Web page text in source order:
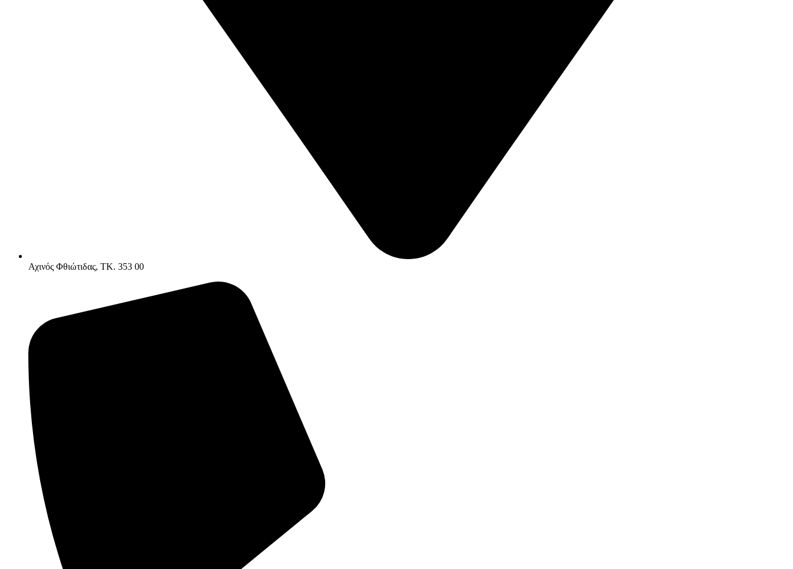
Αχινός Φθιώτιδας, ΤK. 353 00